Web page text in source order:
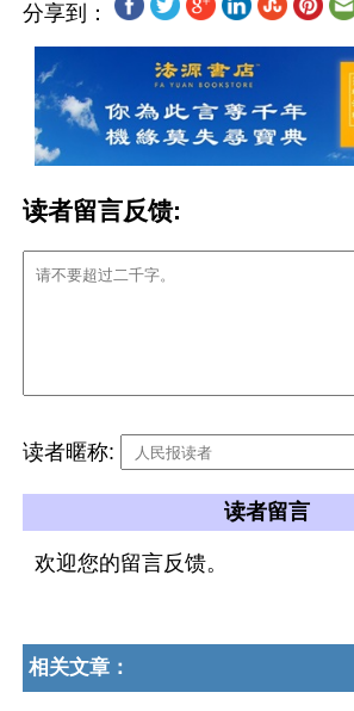
分享到：
读者留言反馈:
读者暱称:
读者留言
欢迎您的留言反馈。
相关文章：